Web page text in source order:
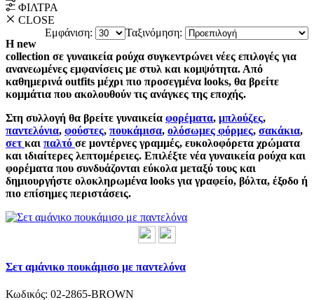
ΦΙΛΤΡΑ
CLOSE
Ταξινόμηση:
Εμφάνιση:
Η new
collection σε γυναικεία ρούχα συγκεντρώνει νέες επιλογές για
ανανεωμένες εμφανίσεις με στυλ και κομψότητα. Από
καθημερινά outfits μέχρι πιο προσεγμένα looks, θα βρείτε
κομμάτια που ακολουθούν τις ανάγκες της εποχής.
Στη συλλογή θα βρείτε γυναικεία φορέματα, μπλούζες,
παντελόνια, φούστες, πουκάμισα, ολόσωμες φόρμες, σακάκια,
σετκαι παλτό σε μοντέρνες γραμμές, ευκολοφόρετα χρώματα
και ιδιαίτερες λεπτομέρειες. Επιλέξτε νέα γυναικεία ρούχα και
φορέματα που συνδυάζονται εύκολα μεταξύ τους και
δημιουργήστε ολοκληρωμένα looks για γραφείο, βόλτα, έξοδο ή
πιο επίσημες περιστάσεις.
Σετ αμάνικο πουκάμισο με παντελόνα
Κωδικός: 02-2865-BROWN